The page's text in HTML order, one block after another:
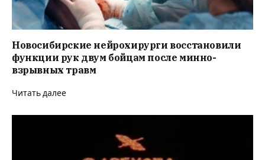
Новосибирские нейрохирурги восстановили
функции рук двум бойцам после минно-
взрывных травм
Читать далее